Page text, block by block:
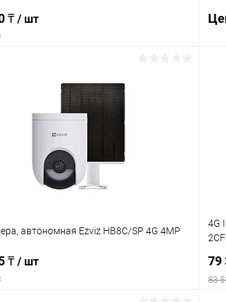
₸ / шт
в 1 клик Сравнение
автономная Ezviz HB8C/SP 4G 4MP
₸ / шт
4G
79
83